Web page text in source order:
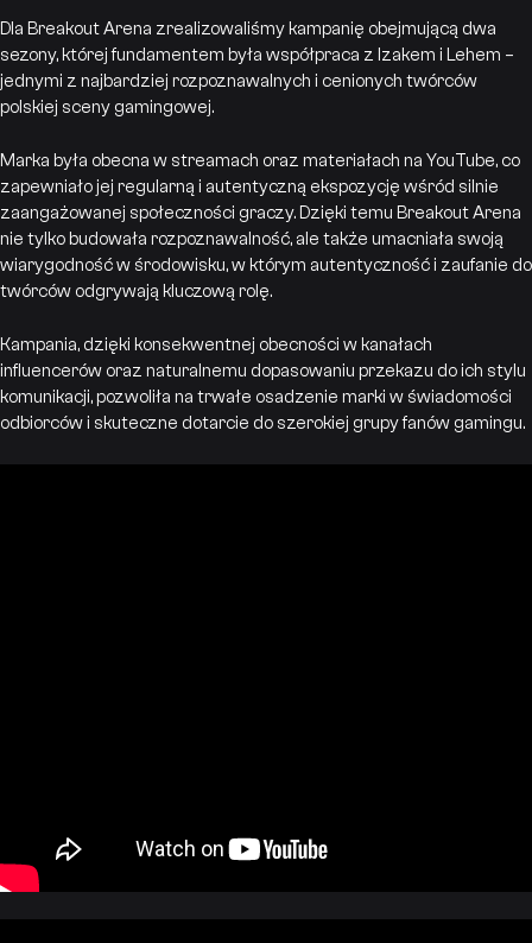
Dla Breakout Arena zrealizowaliśmy kampanię obejmującą dwa
sezony, której fundamentem była współpraca z Izakem i Lehem –
jednymi z najbardziej rozpoznawalnych i cenionych twórców
polskiej sceny gamingowej.
Marka była obecna w streamach oraz materiałach na YouTube, co
zapewniało jej regularną i autentyczną ekspozycję wśród silnie
zaangażowanej społeczności graczy. Dzięki temu Breakout Arena
nie tylko budowała rozpoznawalność, ale także umacniała swoją
wiarygodność w środowisku, w którym autentyczność i zaufanie do
twórców odgrywają kluczową rolę.
Kampania, dzięki konsekwentnej obecności w kanałach
influencerów oraz naturalnemu dopasowaniu przekazu do ich stylu
komunikacji, pozwoliła na trwałe osadzenie marki w świadomości
odbiorców i skuteczne dotarcie do szerokiej grupy fanów gamingu.